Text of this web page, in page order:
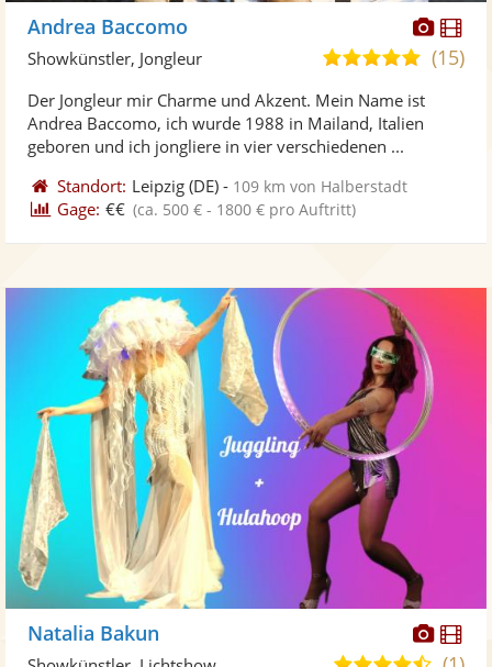
Andrea Baccomo
4,9
5
(15)
Showkünstler, Jongleur
Der Jongleur mir Charme und Akzent. Mein Name ist
Andrea Baccomo, ich wurde 1988 in Mailand, Italien
geboren und ich jongliere in vier verschiedenen ...
Standort: Leipzig (DE) - 109 km von Halberstadt
Gage: €€ (ca. 500 € - 1800 € pro Auftritt)
Natalia Bakun